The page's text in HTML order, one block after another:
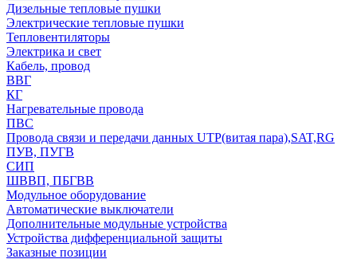
Дизельные тепловые пушки
Электрические тепловые пушки
Тепловентиляторы
Электрика и свет
Кабель, провод
ВВГ
КГ
Нагревательные провода
ПВС
Провода связи и передачи данных UTP(витая пара),SAT,RG
ПУВ, ПУГВ
СИП
ШВВП, ПБГВВ
Модульное оборудование
Автоматические выключатели
Дополнительные модульные устройства
Устройства дифференциальной защиты
Заказные позиции